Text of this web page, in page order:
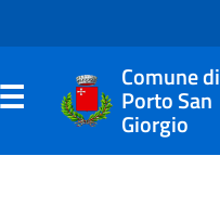
Comune di
Porto San
Giorgio